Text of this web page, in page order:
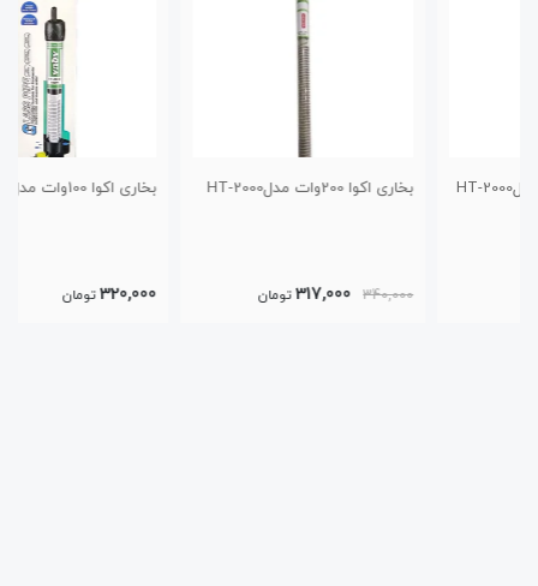
بخاری اکوا 200وات مدلHT-2000
317,000 تومان
بخاری اکوا 100وات مدل HT-2000
تومان